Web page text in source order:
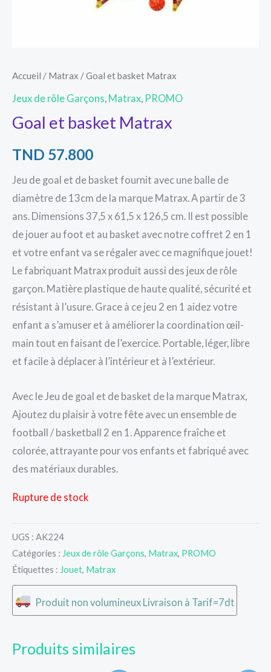
Accueil / Matrax / Goal et basket Matrax
Jeux de rôle Garçons Matrax PROMO
Goal et basket Matrax
TND 57.800
Jeu de goal et de basket fournit avec une balle de
diamètre de 13cm de la marque Matrax. A partir de 3
ans. Dimensions 37,5 x 61,5 x 126,5 cm. Il est possible
de jouer au foot et au basket avec notre coffret 2 en 1
et votre enfant va se régaler avec ce magnifique jouet!
Le fabriquant Matrax produit aussi des jeux de rôle
garçon. Matière plastique de haute qualité, sécurité et
résistant à l’usure. Grace à ce jeu 2 en 1 aidez votre
enfant a s’amuser et à améliorer la coordination œil-
main tout en faisant de l’exercice. Portable, léger, libre
et facile à déplacer à l’intérieur et à l’extérieur.
Avec le Jeu de goal et de basket de la marque Matrax,
Ajoutez du plaisir à votre fête avec un ensemble de
football / basketball 2 en 1. Apparence fraîche et
colorée, attrayante pour vos enfants et fabriqué avec
des matériaux durables.
Rupture de stock
UGS : AK224
Catégories : Jeux de rôle Garçons, Matrax, PROMO
Étiquettes : Jouet, Matrax
Produit non volumineux Livraison à Tarif=7dt
Produits similaires